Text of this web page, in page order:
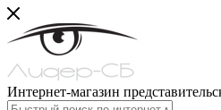
Интернет-магазин